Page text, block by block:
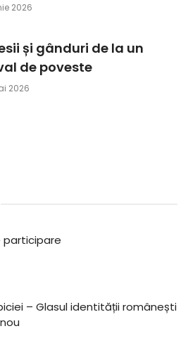
2026
și gânduri de la un
de poveste
2026
participare
– Glasul identității românești